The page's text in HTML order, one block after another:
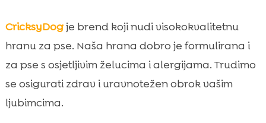
CricksyDogje brend koji nudi visokokvalitetnu
hranu za pse. Naša hrana dobro je formulirana i
za pse s osjetljivim želucima i alergijama. Trudimo
se osigurati zdrav i uravnotežen obrok vašim
ljubimcima.